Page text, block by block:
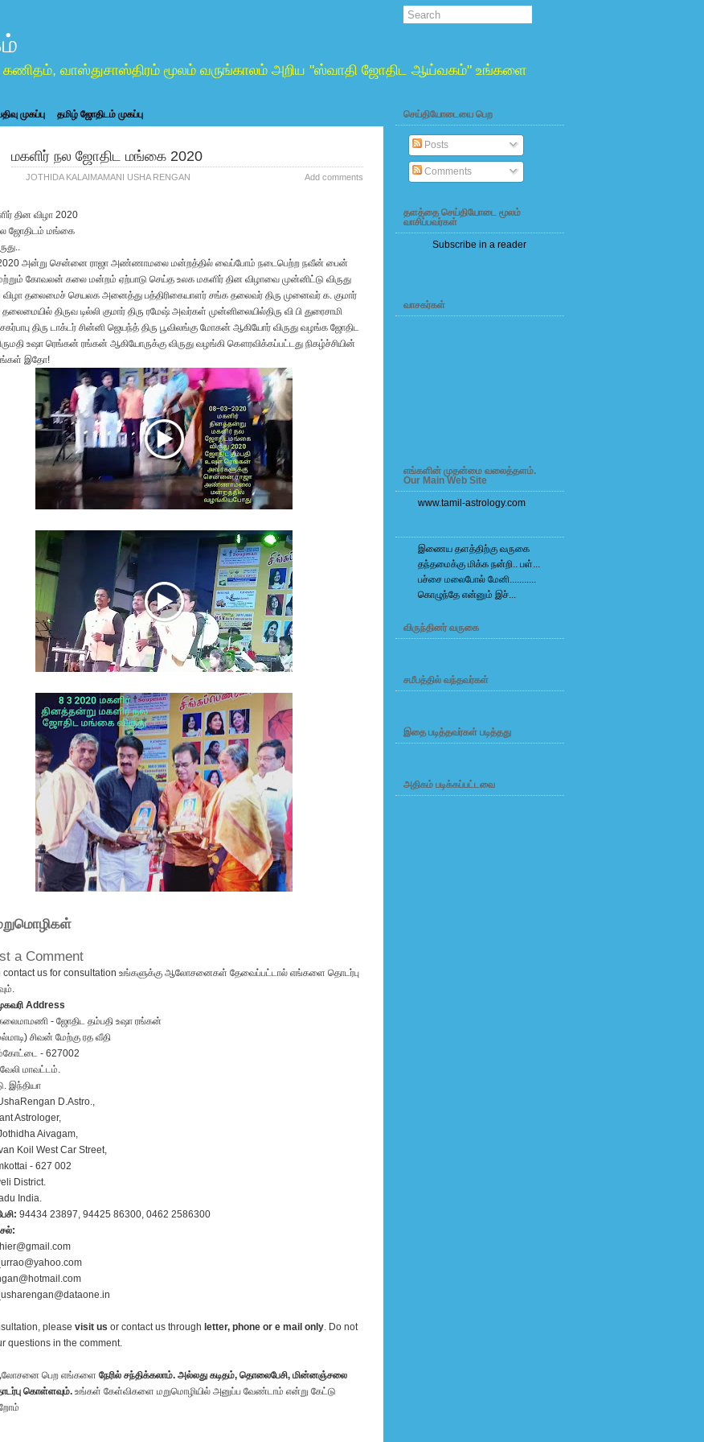
வாஸ்துசாஸ்திரம் மூலம் வருங்காலம் அறிய "ஸ்வாதி ஜோதிட ஆய்வகம்" உங்களை
முகப்பு தமிழ் ஜோதிடம் முகப்பு
மகளிர் நல ஜோதிட மங்கை 2020
JOTHIDA KALAIMAMANI USHA RENGAN Add comments
தின விழா 2020
ஜோதிடம் மங்கை
அன்று சென்னை ராஜா அண்ணாமலை மன்றத்தில் வைப்போம் நடைபெற்ற நவீன் பைன்
கோவலன் கலை மன்றம் ஏற்பாடு செய்த உலக மகளிர் தின விழாவை முன்னிட்டு விருது
தலைமைச் செயலக அனைத்து பத்திரிகையாளர் சங்க தலைவர் திரு முனைவர் க. குமார்
திருவ டில்லி குமார் திரு ரமேஷ் அவர்கள் முன்னிலையில்திரு வி பி துரைசாமி
சேகர்பாபு திரு டாக்டர் சின்னி ஜெயந்த் திரு பூவிலங்கு மோகன் ஆகியோர் விருது வழங்க ஜோதிட
உஷா ரெங்கன் ரங்கன் ஆகியோருக்கு விருது வழங்கி கௌரவிக்கப்பட்டது நிகழ்ச்சியின்
இதோ!
a Comment
contact us for consultation உங்களுக்கு ஆலோசனைகள் தேவைப்பட்டால் எங்களை தொடர்பு
Address
- ஜோதிட தம்பதி உஷா ரங்கன்
சிவன் மேற்கு ரத வீதி
- 627002
மாவட்டம்.
இந்தியா
D.Astro.,
Astrologer,
Aivagam,
Koil West Car Street,
- 627 002
District.
India.
94434 23897, 94425 86300, 0462 2586300
please visit us or contact us through letter, phone or e mail only. Do not
questions in the comment.
பெற எங்களை நேரில் சந்திக்கலாம். அல்லது கடிதம், தொலைபேசி, மின்னஞ்சலை
கொள்ளவும்.உங்கள் கேள்விகளை மறுமொழியில் அனுப்ப வேண்டாம் என்று கேட்டு
செய்தியோடையை பெற
Posts
Comments
தளத்தை செய்தியோடை மூலம்
வாசிப்பவர்கள்
Subscribe in a reader
வாசகர்கள்
எங்களின் முதன்மை வலைத்தளம்.
Our Main Web Site
www.tamil-astrology.com
இணைய தளத்திற்கு வருகை
தந்தமைக்கு மிக்க நன்றி.. பள்...
பச்சை மலைபோல் மேனி...........
கொழுந்தே என்னும் இச்...
விருந்தினர் வருகை
சமீபத்தில் வந்தவர்கள்
இதை படித்தவர்கள் படித்தது
அதிகம் படிக்கப்பட்டவை